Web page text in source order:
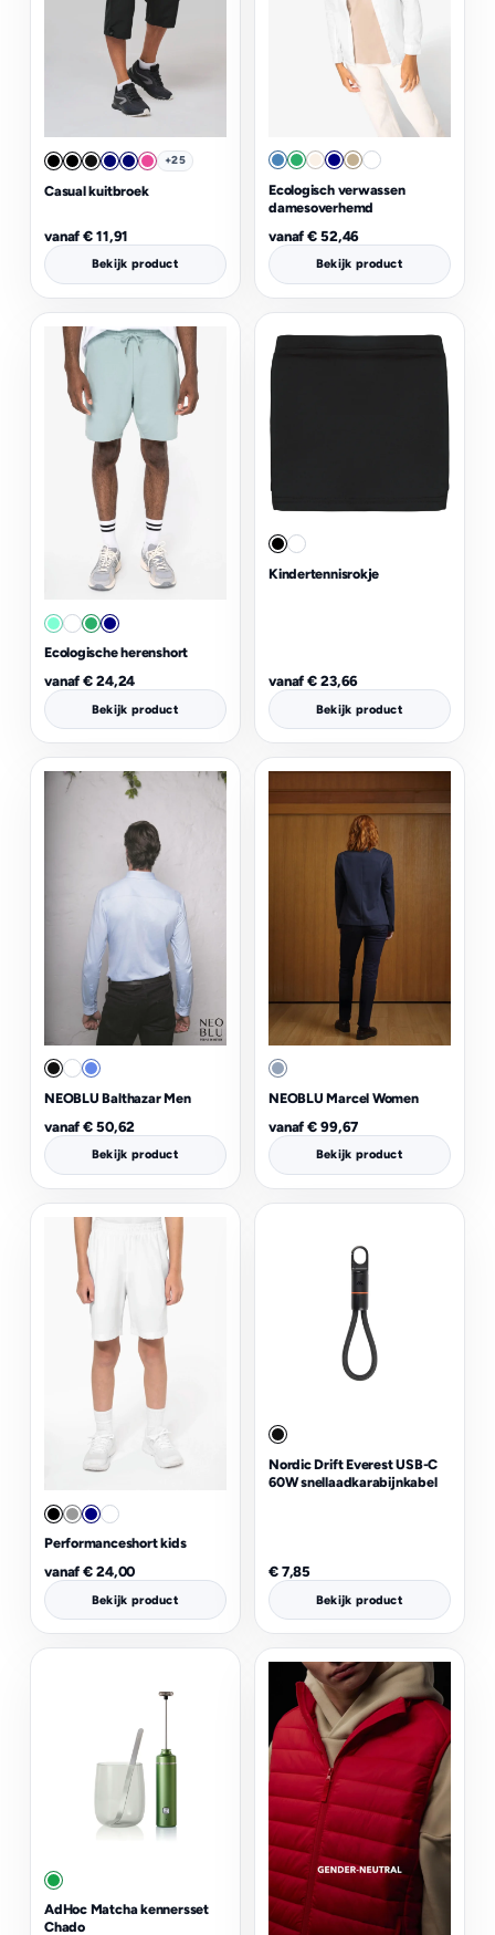
+25
Casual kuitbroek
vanaf€ 11,91
Bekijk product
Ecologisch verwassen
damesoverhemd
vanaf€ 52,46
Bekijk product
Ecologische herenshort
vanaf€ 24,24
Bekijk product
Kindertennisrokje
vanaf€ 23,66
Bekijk product
NEOBLU Balthazar Men
vanaf€ 50,62
Bekijk product
NEOBLU Marcel Women
vanaf€ 99,67
Bekijk product
Performanceshort kids
vanaf€ 24,00
Bekijk product
Nordic Drift Everest USB-C
60W snellaadkarabijnkabel
€7,85
Bekijk product
AdHoc Matcha kennersset
Chado